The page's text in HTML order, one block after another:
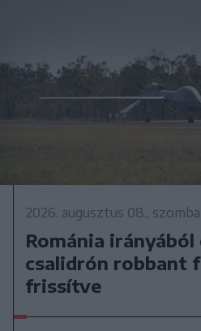
2026. augusztus 08.,
Románia
csalidrón robbant
frissítve